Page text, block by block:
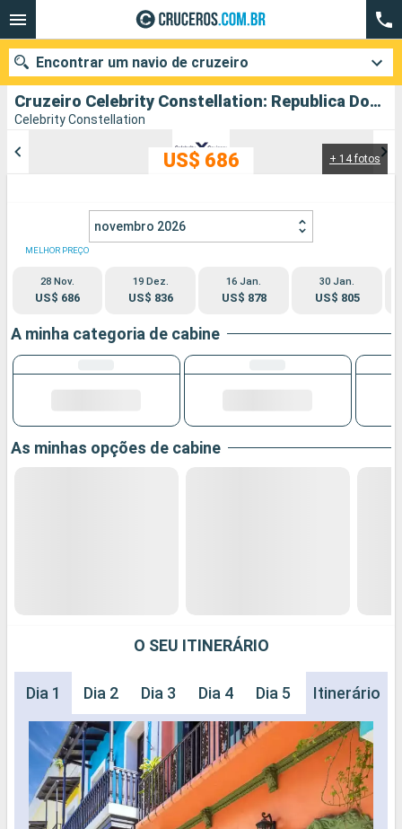
Cruzeiro Celebrity Constellation: Republica Dominicana, Santa Lucia, Barbados, Porto Rico partindo de San Juan
Celebrity Constellation
+ 14 fotos
US$ 686
novembro 2026
MELHOR PREÇO
28 Nov.
US$ 686
19 Dez.
US$ 836
16 Jan.
US$ 878
30 Jan.
US$ 805
A minha categoria de cabine
As minhas opções de cabine
O SEU ITINERÁRIO
Dia 1 Dia 2 Dia 3 Dia 4 Dia 5 Dia 6 Dia
Itinerário
Encontrar um navio de cruzeiro
Cidades Companhias
Pesquisar